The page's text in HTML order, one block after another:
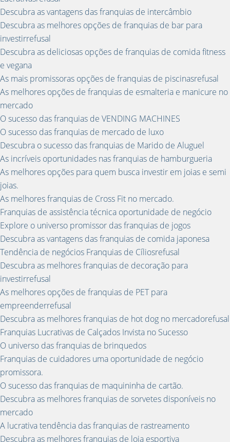
Descubra as vantagens das franquias de intercâmbio
Descubra as melhores opções de franquias de bar para
investirrefusal
Descubra as deliciosas opções de franquias de comida fitness
e vegana
As mais promissoras opções de franquias de piscinasrefusal
As melhores opções de franquias de esmalteria e manicure no
mercado
O sucesso das franquias de VENDING MACHINES
O sucesso das franquias de mercado de luxo
Descubra o sucesso das franquias de Marido de Aluguel
As incríveis oportunidades nas franquias de hamburgueria
As melhores opções para quem busca investir em joias e semi
joias.
As melhores franquias de Cross Fit no mercado.
Franquias de assistência técnica oportunidade de negócio
Explore o universo promissor das franquias de jogos
Descubra as vantagens das franquias de comida japonesa
Tendência de negócios Franquias de Cíliosrefusal
Descubra as melhores franquias de decoração para
investirrefusal
As melhores opções de franquias de PET para
empreenderrefusal
Descubra as melhores franquias de hot dog no mercadorefusal
Franquias Lucrativas de Calçados Invista no Sucesso
O universo das franquias de brinquedos
Franquias de cuidadores uma oportunidade de negócio
promissora.
O sucesso das franquias de maquininha de cartão.
Descubra as melhores franquias de sorvetes disponíveis no
mercado
A lucrativa tendência das franquias de rastreamento
Descubra as melhores franquias de loja esportiva